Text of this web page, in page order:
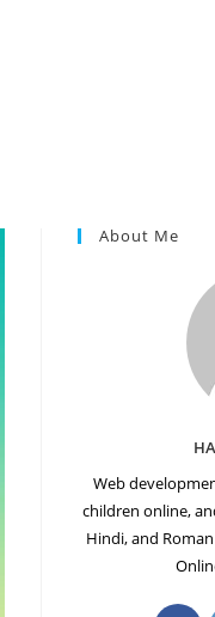
About Me
Web
children online,
Hindi, and